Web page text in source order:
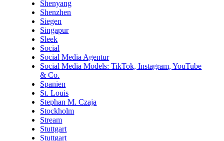
Shenyang
Shenzhen
Siegen
Singapur
Sleek
Social
Social Media Agentur
Social Media Models: TikTok, Instagram, YouTube
& Co.
Spanien
St. Louis
Stephan M. Czaja
Stockholm
Stream
Stuttgart
Stuttgart